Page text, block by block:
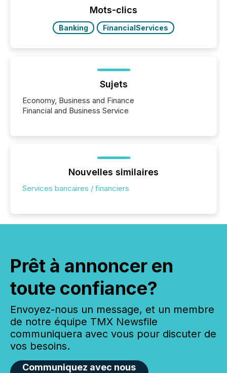
the most common keywords by industry. This...
Mots-clics
Banking FinancialServices
Sujets
Economy, Business and Finance
Financial and Business Service
Nouvelles similaires
Services bancaires / financiers
Prêt à annoncer en
toute confiance?
Envoyez-nous un message, et un membre
de notre équipe TMX Newsfile
communiquera avec vous pour discuter de
vos besoins.
Communiquez avec nous